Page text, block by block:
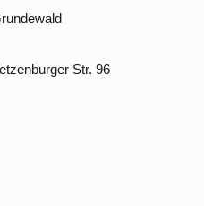
Grunewald,
Lietzenburger